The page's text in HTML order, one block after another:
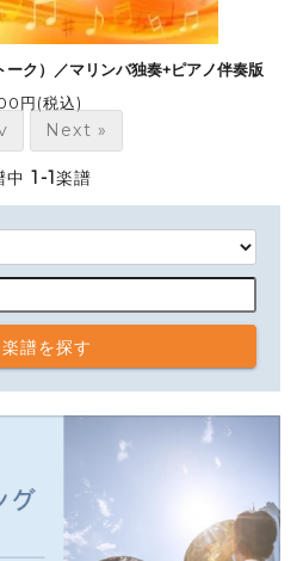
ク）／マリンバ独奏+ピアノ伴奏版
円(税込)
Next »
中 1-1 楽譜
楽譜を探す